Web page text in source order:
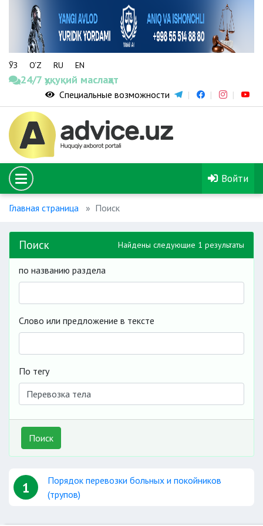
ЎЗ O‘Z RU EN
24/7 ҳуқуқий маслаҳат
Специальные возможности
Войти
Главная страница Поиск
Поиск Найдены следующие 1 результаты
по названию раздела
Слово или предложение в тексте
По тегу
Поиск
1
Порядок перевозки больных и покойников
(трупов)